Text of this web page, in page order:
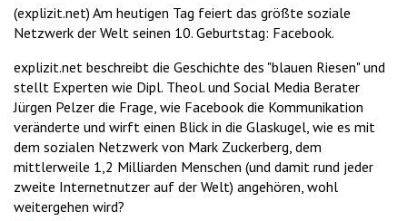
(explizit.net) Am heutigen Tag feiert das größte soziale
Netzwerk der Welt seinen 10. Geburtstag: Facebook.
explizit.net beschreibt die Geschichte des "blauen Riesen" und
stellt Experten wie Dipl. Theol. und Social Media Berater
Jürgen Pelzer die Frage, wie Facebook die Kommunikation
veränderte und wirft einen Blick in die Glaskugel, wie es mit
dem sozialen Netzwerk von Mark Zuckerberg, dem
mittlerweile 1,2 Milliarden Menschen (und damit rund jeder
zweite Internetnutzer auf der Welt) angehören, wohl
weitergehen wird?